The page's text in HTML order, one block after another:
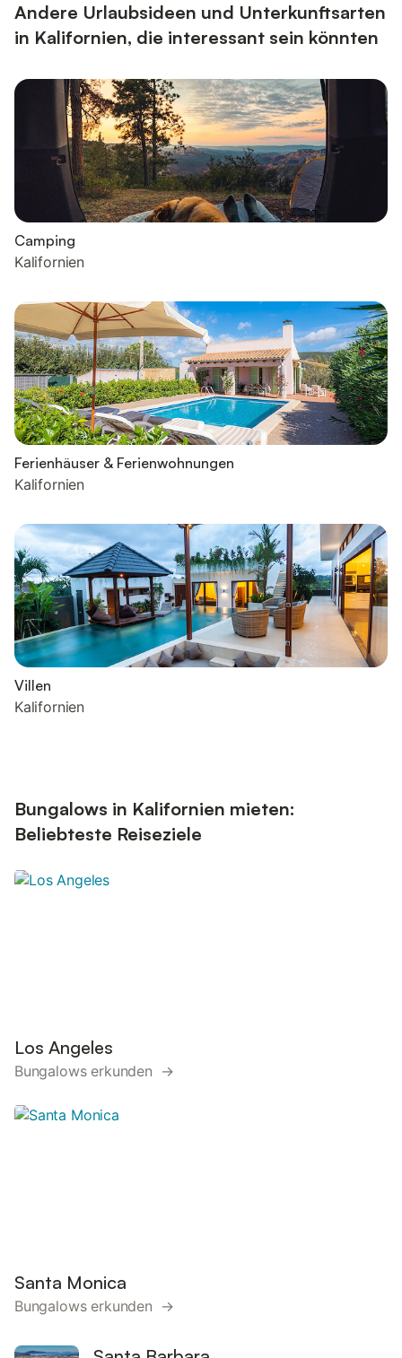
Andere Urlaubsideen und Unterkunftsarten
in Kalifornien, die interessant sein könnten
Camping
Kalifornien
Ferienhäuser & Ferienwohnungen
Kalifornien
Villen
Kalifornien
Bungalows in Kalifornien mieten:
Beliebteste Reiseziele
Los Angeles
Bungalows erkunden →
Santa Monica
Bungalows erkunden →